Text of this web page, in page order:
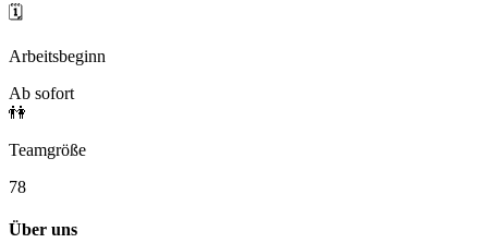
🗓️
Arbeitsbeginn
Ab sofort
👫
Teamgröße
78
Über uns